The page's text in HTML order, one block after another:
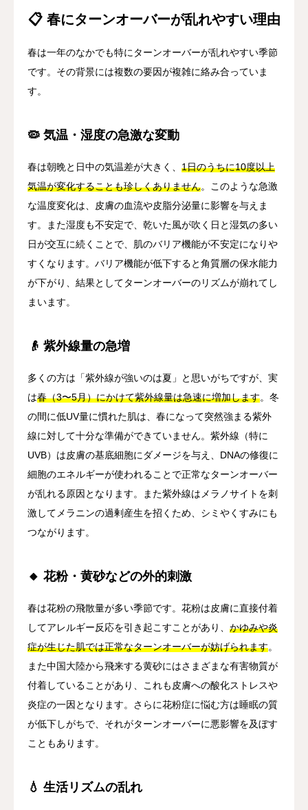
📋 春にターンオーバーが乱れやすい理由
春は一年のなかでも特にターンオーバーが乱れやすい季節
です。その背景には複数の要因が複雑に絡み合っていま
す。
🦠 気温・湿度の急激な変動
春は朝晩と日中の気温差が大きく、 1日のうちに10度以上
気温が変化することも珍しくありません。このような急激
な温度変化は、皮膚の血流や皮脂分泌量に影響を与えま
す。また湿度も不安定で、乾いた風が吹く日と湿気の多い
日が交互に続くことで、肌のバリア機能が不安定になりや
すくなります。バリア機能が低下すると角質層の保水能力
が下がり、結果としてターンオーバーのリズムが崩れてし
まいます。
👴 紫外線量の急増
多くの方は「紫外線が強いのは夏」と思いがちですが、実
は春（3〜5月）にかけて紫外線量は急速に増加します。冬
の間に低UV量に慣れた肌は、春になって突然強まる紫外
線に対して十分な準備ができていません。紫外線（特に
UVB）は皮膚の基底細胞にダメージを与え、DNAの修復に
細胞のエネルギーが使われることで正常なターンオーバー
が乱れる原因となります。また紫外線はメラノサイトを刺
激してメラニンの過剰産生を招くため、シミやくすみにも
つながります。
🔸 花粉・黄砂などの外的刺激
春は花粉の飛散量が多い季節です。花粉は皮膚に直接付着
してアレルギー反応を引き起こすことがあり、 かゆみや炎
症が生じた肌では正常なターンオーバーが妨げられます。
また中国大陸から飛来する黄砂にはさまざまな有害物質が
付着していることがあり、これも皮膚への酸化ストレスや
炎症の一因となります。さらに花粉症に悩む方は睡眠の質
が低下しがちで、それがターンオーバーに悪影響を及ぼす
こともあります。
💧 生活リズムの乱れ